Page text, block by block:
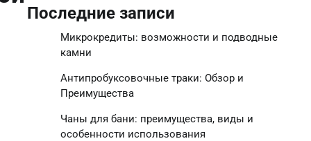
Последние записи
Микрокредиты: возможности и подводные
камни
Антипробуксовочные траки: Обзор и
Преимущества
Чаны для бани: преимущества, виды и
особенности использования